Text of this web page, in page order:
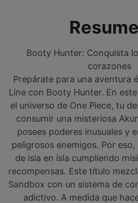
Booty Hunter: Conquista
corazones
Prepárate para una aventura
Line con Booty Hunter. En
el universo de One Piece, tu
consumir una misteriosa
posees poderes inusuales y
peligrosos enemigos. Por
de isla en isla cumpliendo
recompensas. Este título
Sandbox con un sistema de
adictivo. A medida que